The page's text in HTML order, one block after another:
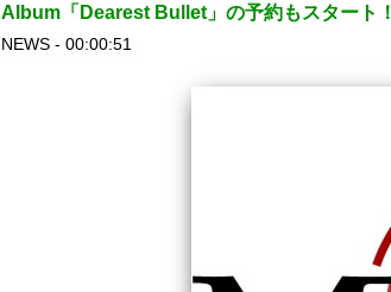
Album「Dearest Bullet」の予約もスタート！
NEWS - 00:00:51